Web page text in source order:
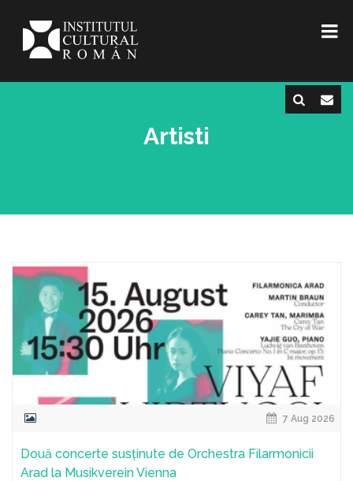
Artisti
7 Aug 2026
Două concerte susținute de Orchestra Filarmonicii
Arad la Musikverein Vienna